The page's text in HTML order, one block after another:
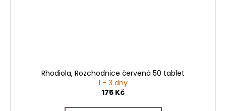
Rhodiola, Rozchodnice červená 50 tablet
1 - 3 dny
175 Kč